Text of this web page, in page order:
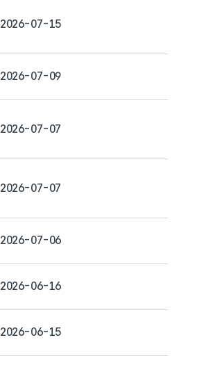
2026-07-15
2026-07-09
2026-07-07
2026-07-07
2026-07-06
2026-06-16
2026-06-15